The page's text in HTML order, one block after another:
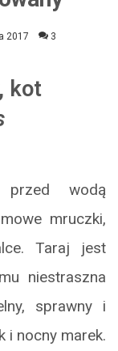
2017 3
kot
przed wodą
mruczki,
Taraj jest
niestraszna
sprawny i
i nocny marek.